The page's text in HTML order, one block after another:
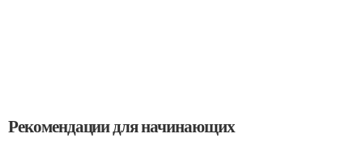
Рекомендации для начинающих